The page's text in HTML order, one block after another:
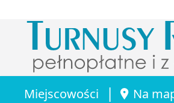
Miejscowości | Na